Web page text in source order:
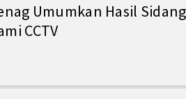
Umumkan Hasil
CCTV